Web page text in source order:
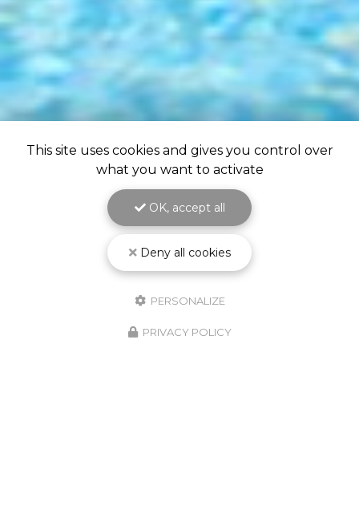
This site uses cookies and gives you control over
what you want to activate
OK, accept all
Deny all cookies
PERSONALIZE
PRIVACY POLICY